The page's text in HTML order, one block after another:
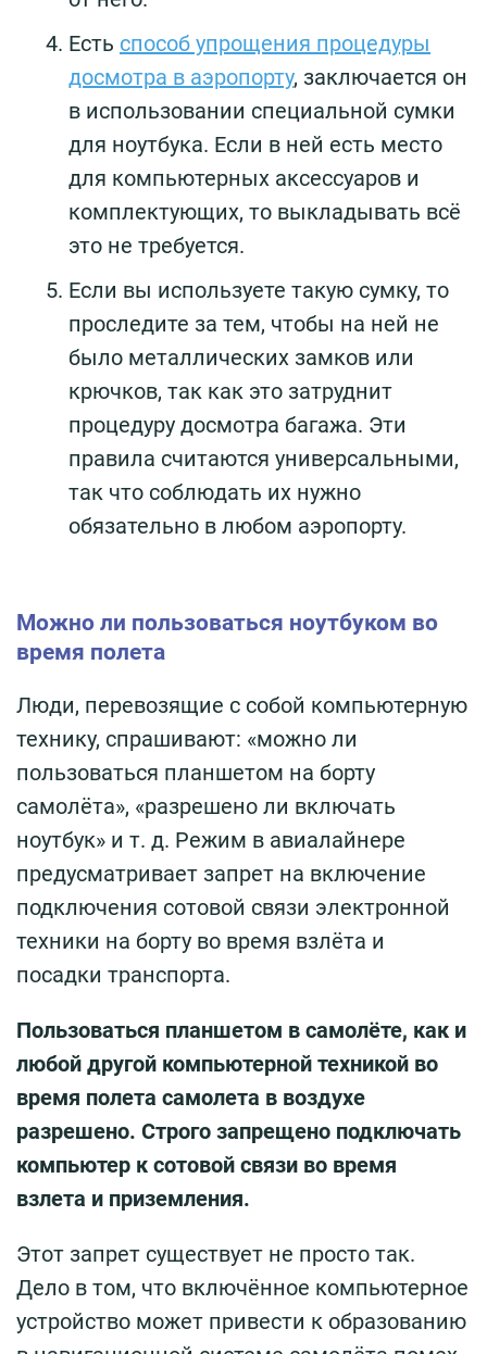
Есть способ упрощения процедуры
досмотра в аэропорту, заключается он
в использовании специальной сумки
для ноутбука. Если в ней есть место
для компьютерных аксессуаров и
комплектующих, то выкладывать всё
это не требуется.
Если вы используете такую сумку, то
проследите за тем, чтобы на ней не
было металлических замков или
крючков, так как это затруднит
процедуру досмотра багажа. Эти
правила считаются универсальными,
так что соблюдать их нужно
обязательно в любом аэропорту.
Можно ли пользоваться ноутбуком во
время полета
Люди, перевозящие с собой компьютерную
технику, спрашивают: «можно ли
пользоваться планшетом на борту
самолёта», «разрешено ли включать
ноутбук» и т. д. Режим в авиалайнере
предусматривает запрет на включение
подключения сотовой связи электронной
техники на борту во время взлёта и
посадки транспорта.
Пользоваться планшетом в самолёте, как и
любой другой компьютерной техникой во
время полета самолета в воздухе
разрешено. Строго запрещено подключать
компьютер к сотовой связи во время
взлета и приземления.
Этот запрет существует не просто так.
Дело в том, что включённое компьютерное
устройство может привести к образованию